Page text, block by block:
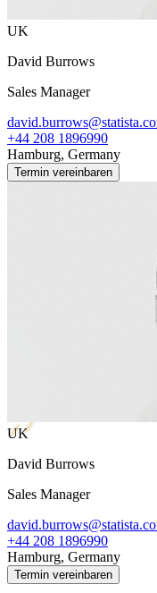
UK
David Burrows
Sales Manager
+44 208 1896990
Hamburg, Germany
Termin vereinbaren
UK
David Burrows
Sales Manager
+44 208 1896990
Hamburg, Germany
Termin vereinbaren